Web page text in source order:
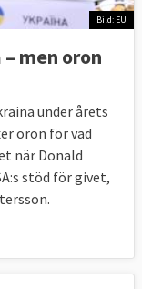
Bild: EU
men oron
under årets
oron för vad
när Donald
stöd för givet,